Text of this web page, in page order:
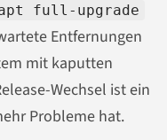
full-upgrade
Entfernungen
mit kaputten
Wechsel ist ein
Probleme hat.